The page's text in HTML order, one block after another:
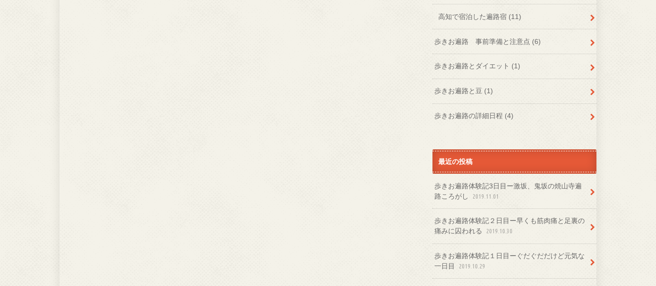
高知で宿泊した遍路宿 (11)
歩きお遍路 事前準備と注意点 (6)
歩きお遍路とダイエット (1)
歩きお遍路と豆 (1)
歩きお遍路の詳細日程 (4)
最近の投稿
歩きお遍路体験記3日目ー激坂、鬼坂の焼山寺遍
路ころがし
2019.11.01
歩きお遍路体験記２日目ー早くも筋肉痛と足裏の
痛みに囚われる
2019.10.30
歩きお遍路体験記１日目ーぐだぐだだけど元気な
一日目
2019.10.29